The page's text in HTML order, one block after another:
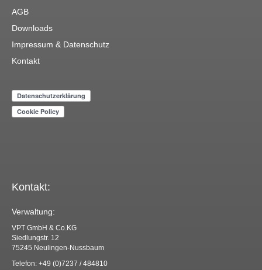
AGB
Downloads
Impressum & Datenschutz
Kontakt
Kontakt:
Verwaltung:
VPT GmbH & Co.KG
Siedlungstr. 12
75245 Neulingen-Nussbaum
Telefon: +49 (0)7237 / 484810